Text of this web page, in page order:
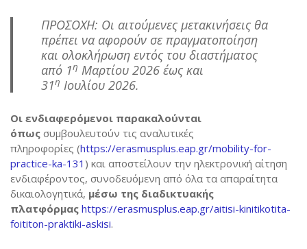
Erasmus+ Policy Statement 2021 – 2027
Contact Us
ΠΡΟΣΟΧΗ: Οι αιτούμενες μετακινήσεις θα
πρέπει να αφορούν σε πραγματοποίηση
και ολοκλήρωση εντός του διαστήματος
από 1η Μαρτίου 2026 έως και
31η Ιουλίου 2026.
Οι ενδιαφερόμενοι παρακαλούνται
όπως συμβουλευτούν τις αναλυτικές
πληροφορίες (https://erasmusplus.eap.gr/mobility-for-
practice-ka-131 ) και αποστείλουν την ηλεκτρονική αίτηση
ενδιαφέροντος, συνοδευόμενη από όλα τα απαραίτητα
δικαιολογητικά, μέσω της διαδικτυακής
πλατφόρμας https://erasmusplus.eap.gr/aitisi-kinitikotita-
foititon-praktiki-askisi.